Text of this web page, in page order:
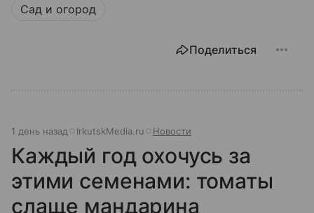
Сад и огород
Поделиться
1 день назад IrkutskMedia.ru Новости
Каждый год охочусь за
этими семенами: томаты
слаще мандарина